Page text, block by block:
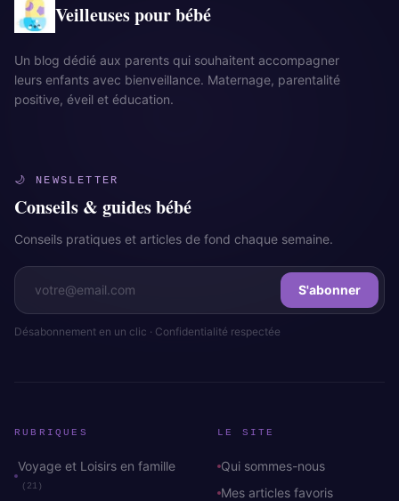
Veilleuses pour bébé
Un blog dédié aux parents qui souhaitent accompagner
leurs enfants avec bienveillance. Maternage, parentalité
positive, éveil et éducation.
🌙 NEWSLETTER
Conseils & guides bébé
Conseils pratiques et articles de fond chaque semaine.
S'abonner
Désabonnement en un clic · Confidentialité respectée
RUBRIQUES
Voyage et Loisirs en famille
(21)
LE SITE
Qui sommes-nous
Mes articles favoris